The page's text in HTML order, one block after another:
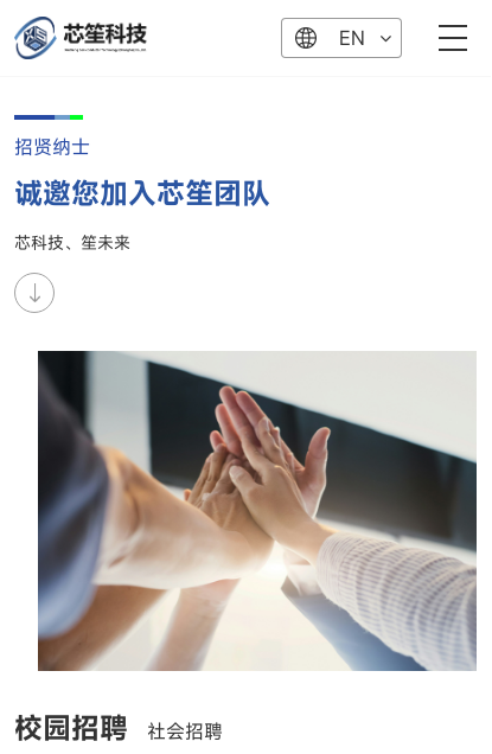
EN
招贤纳士
诚邀您加入芯笙团队
芯科技、笙未来
校园招聘 社会招聘